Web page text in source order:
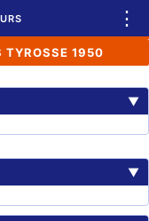
⋮
TYROSSE 1950
▼
▼